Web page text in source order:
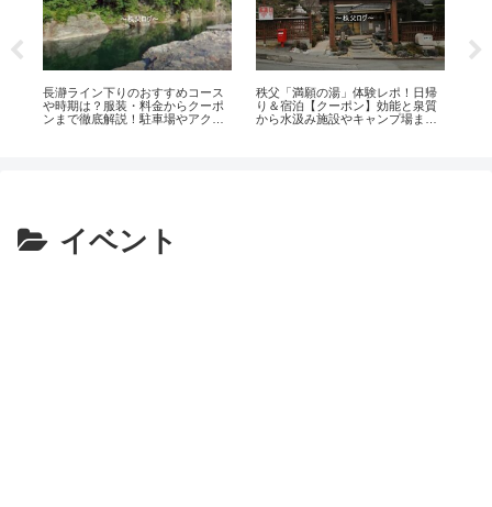
長瀞ライン下りのおすすめコース
や時期は？服装・料金からクーポ
ンまで徹底解説！駐車場やアクセ
秩父「満願の湯」体験レポ！日帰
り＆宿泊【クーポン】効能と泉質
から水汲み施設やキャンプ場まで
イベント